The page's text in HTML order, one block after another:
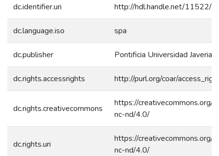
dc.identifier.uri http://hdl.handle.net/11522/
dc.language.iso spa
dc.publisher Pontificia Universidad
dc.rights.accessrights http://purl.org/coar/
dc.rights.creativecommons
https://creativecommons.org/
nc-nd/4.0/
dc.rights.uri
https://creativecommons.org/
nc-nd/4.0/